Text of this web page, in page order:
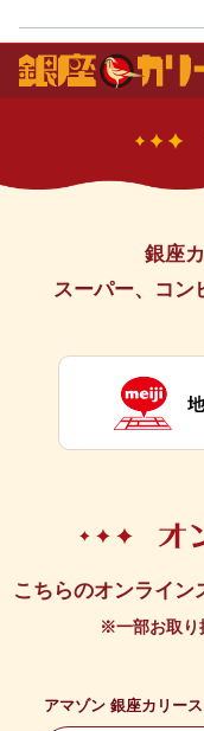
銀座
スーパー、コン
こちらのオンライン
※一部お取り
アマゾン 銀座カリー